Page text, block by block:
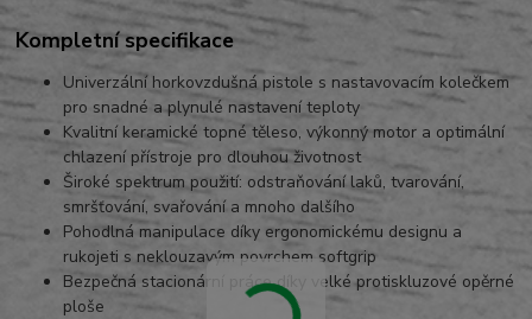
Kompletní specifikace
Univerzální horkovzdušná pistole s nastavovacím kolečkem
pro snadné a plynulé nastavení teploty
Kvalitní keramické topné těleso, výkonný motor a optimální
chlazení přístroje pro dlouhou životnost
Široké spektrum použití: odstraňování laků, tvarování,
smršťování, svařování a mnoho dalšího
Pohodlná manipulace díky ergonomickému designu a
rukojeti s neklouzavým povrchem softgrip
Bezpečná stacionární práce díky velké protiskluzové opěrné
ploše